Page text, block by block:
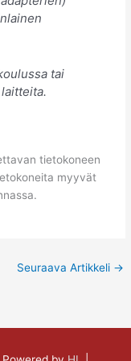
tai
tietokoneen
myyvät
Seuraava Artikkeli →